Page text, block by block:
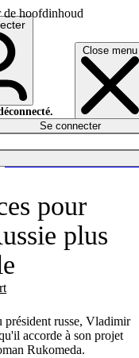
de hoofdinhoud
Close menu
Se connecter
pour
plus
russe, Vladimir
accorde à son projet
Rukomeda.